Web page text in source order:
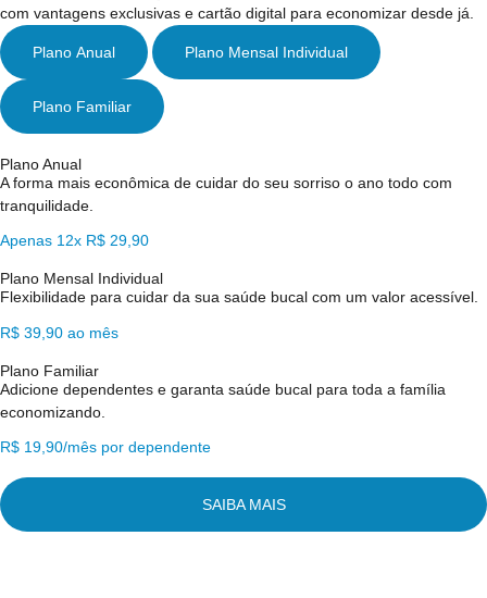
com vantagens exclusivas e cartão digital para economizar desde já.
Plano Anual Plano Mensal Individual
Plano Familiar
Plano Anual
A forma mais econômica de cuidar do seu sorriso o ano todo com
tranquilidade.
Apenas 12x R$ 29,90
Plano Mensal Individual
Flexibilidade para cuidar da sua saúde bucal com um valor acessível.
R$ 39,90 ao mês
Plano Familiar
Adicione dependentes e garanta saúde bucal para toda a família
economizando.
R$ 19,90/mês por dependente
SAIBA MAIS